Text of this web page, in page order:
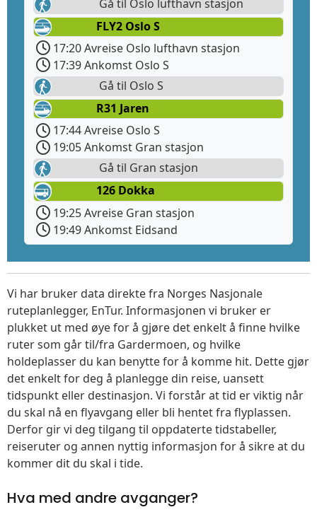
Gå til Oslo lufthavn stasjon
FLY2 Oslo S
17:20 Avreise Oslo lufthavn stasjon
17:39 Ankomst Oslo S
Gå til Oslo S
R31 Jaren
17:44 Avreise Oslo S
19:05 Ankomst Gran stasjon
Gå til Gran stasjon
126 Dokka
19:25 Avreise Gran stasjon
19:49 Ankomst Eidsand
Vi har bruker data direkte fra Norges Nasjonale
ruteplanlegger, EnTur. Informasjonen vi bruker er
plukket ut med øye for å gjøre det enkelt å finne hvilke
ruter som går til/fra Gardermoen, og hvilke
holdeplasser du kan benytte for å komme hit. Dette gjør
det enkelt for deg å planlegge din reise, uansett
tidspunkt eller destinasjon. Vi forstår at tid er viktig når
du skal nå en flyavgang eller bli hentet fra flyplassen.
Derfor gir vi deg tilgang til oppdaterte tidstabeller,
reiseruter og annen nyttig informasjon for å sikre at du
kommer dit du skal i tide.
Hva med andre avganger?